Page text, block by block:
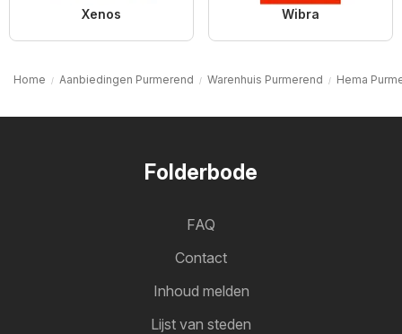
Xenos Wibra
Home Aanbiedingen Purmerend Warenhuis Purmerend Hema
Folderbode
FAQ
Contact
Inhoud melden
Lijst van steden